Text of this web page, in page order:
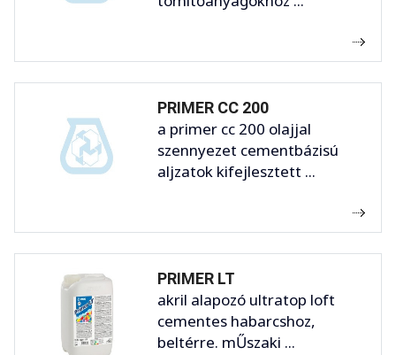
PRIMER CC 200
a primer cc 200 olajjal
szennyezet cementbázisú
aljzatok kifejlesztett ...
PRIMER LT
akril alapozó ultratop loft
cementes habarcshoz,
beltérre. mŰszaki ...